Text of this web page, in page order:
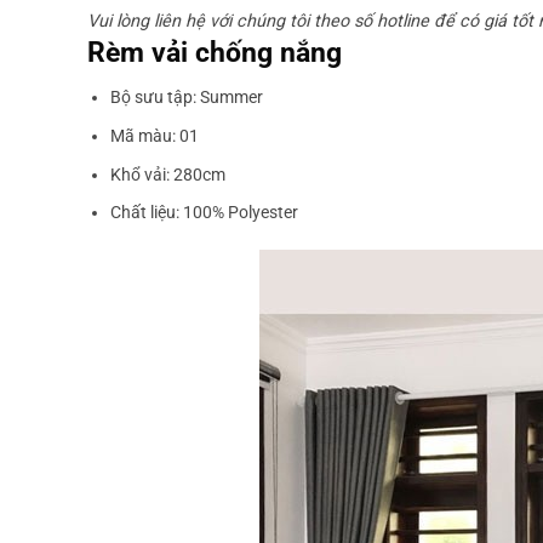
Vui lòng liên hệ với chúng tôi theo số hotline để có giá tốt
Rèm vải chống nắng
Bộ sưu tập: Summer
Mã màu: 01
Khổ vải: 280cm
Chất liệu: 100% Polyester